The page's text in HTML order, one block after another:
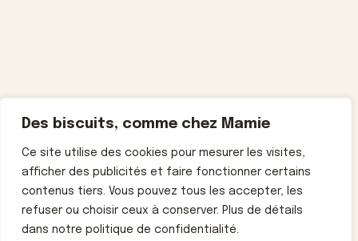
Des biscuits, comme chez Mamie
Ce site utilise des cookies pour mesurer les visites,
afficher des publicités et faire fonctionner certains
contenus tiers. Vous pouvez tous les accepter, les
refuser ou choisir ceux à conserver. Plus de détails
dans notre politique de confidentialité.